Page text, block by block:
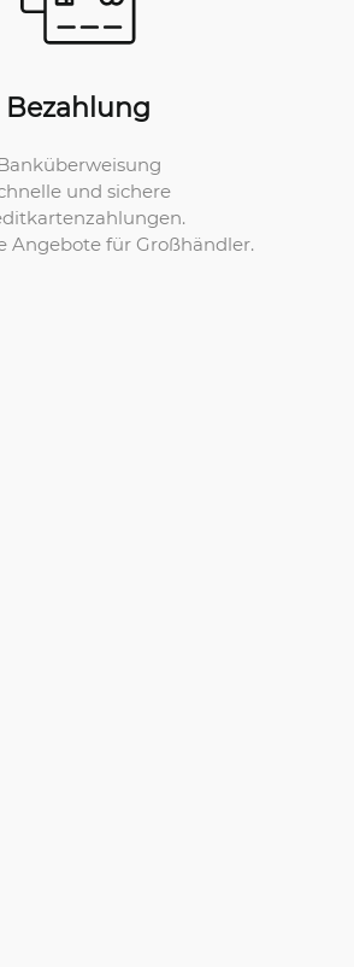
Bezahlung
und sichere
Angebote für Großhändler.